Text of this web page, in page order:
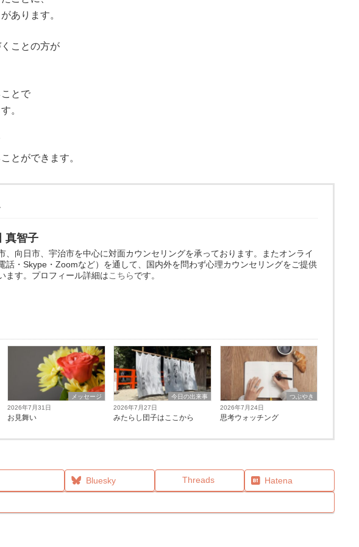
あります。
ことの方が
とで
。
とができます。
真智子
、向日市、宇治市を中心に対面カウンセリングを承っております。またオンライ
話・Skype・Zoomなど）を通して、国内外を問わず心理カウンセリングをご提供
ます。プロフィール詳細はこちらです。
メッセージ
2026年7月31日
お見舞い
今日の出来事
2026年7月27日
みたらし団子はここから
つぶやき
2026年7月24日
思考ウォッチング
Bluesky Threads Hatena